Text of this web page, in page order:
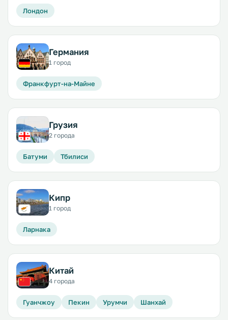
Лондон
Германия
1 город
Франкфурт-на-Майне
Грузия
2 города
Батуми Тбилиси
Кипр
1 город
Ларнака
Китай
4 города
Гуанчжоу Пекин Урумчи Шанхай